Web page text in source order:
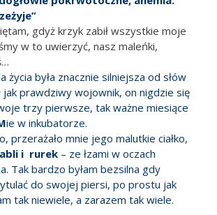
gdyż krzyk zabił wszystkie moje
w to uwierzyć, nasz maleńki,
życia była znacznie silniejsza od słów
jak prawdziwy wojownik, on nigdzie się
trzy pierwsze, tak ważne miesiące
ie w inkubatorze.
przerażało mnie jego malutkie ciałko,
i rurek – ze łzami w oczach
Tak bardzo byłam bezsilna gdy
do swojej piersi, po prostu jak
tak niewiele, a zarazem tak wiele.